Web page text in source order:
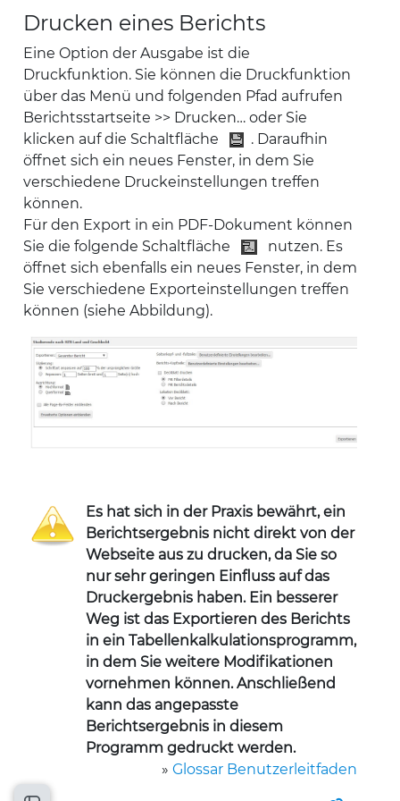
Drucken eines Berichts
Eine Option der Ausgabe ist die
Druckfunktion. Sie können die Druckfunktion
über das Menü und folgenden Pfad aufrufen
Berichtsstartseite >> Drucken… oder Sie
klicken auf die Schaltfläche
. Daraufhin
öffnet sich ein neues Fenster, in dem Sie
verschiedene Druckeinstellungen treffen
können.
Für den Export in ein PDF-Dokument können
Sie die folgende Schaltfläche
nutzen. Es
öffnet sich ebenfalls ein neues Fenster, in dem
Sie verschiedene Exporteinstellungen treffen
können (siehe Abbildung).
Es hat sich in der Praxis bewährt, ein
Berichtsergebnis nicht direkt von der
Webseite aus zu drucken, da Sie so
nur sehr geringen Einfluss auf das
Druckergebnis haben. Ein besserer
Weg ist das Exportieren des Berichts
in ein Tabellenkalkulationsprogramm,
in dem Sie weitere Modifikationen
vornehmen können. Anschließend
kann das angepasste
Berichtsergebnis in diesem
Programm gedruckt werden.
»Glossar Benutzerleitfaden